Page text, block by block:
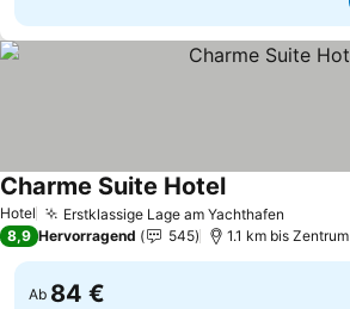
Hotel Erstklassige Lage am Yachthafen
Charme Suite Hotel
8,9 Hervorragend 545 1.1 km bis Zentrum
Ab 84 €